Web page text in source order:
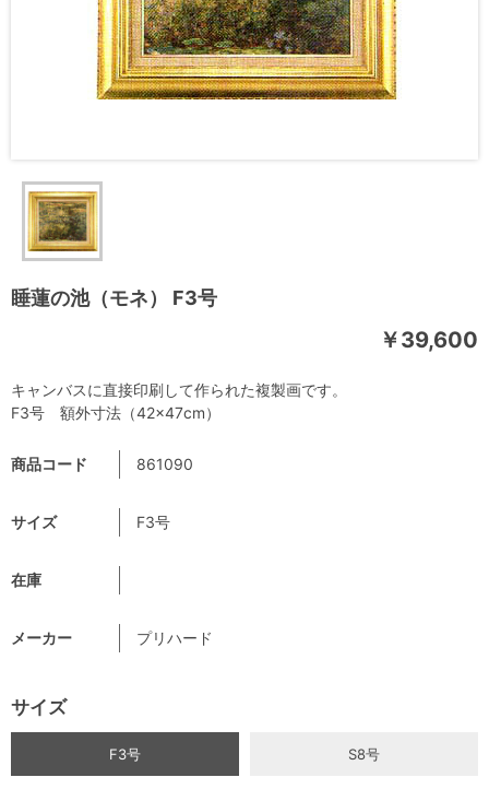
睡蓮の池（モネ） F3号
￥39,600
商品コード 861090
サイズ F3号
在庫
メーカー プリハード
サイズ
F3号 S8号
キャンバスに直接印刷して作られた複製画です。
F3号 額外寸法（42×47cm）